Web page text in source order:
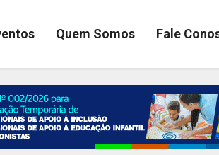
Quem Somos Fale